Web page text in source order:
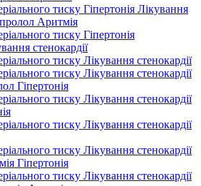
тиску Гіпертонія Лікування
Аритмія
тиску Гіпертонія
стенокардії
тиску Лікування стенокардії
тиску Лікування стенокардії
Гіпертонія
тиску Лікування стенокардії
тиску Лікування стенокардії
тиску Лікування стенокардії
Гіпертонія
тиску Лікування стенокардії